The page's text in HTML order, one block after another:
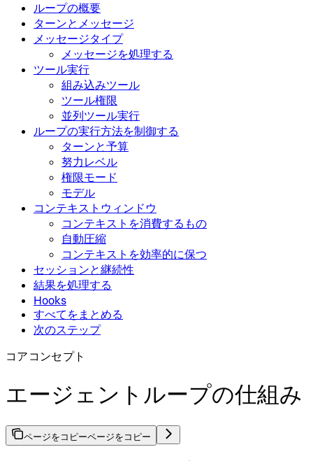
ループの概要
ターンとメッセージ
メッセージタイプ
メッセージを処理する
ツール実行
組み込みツール
ツール権限
並列ツール実行
ループの実行方法を制御する
ターンと予算
努力レベル
権限モード
モデル
コンテキストウィンドウ
コンテキストを消費するもの
自動圧縮
コンテキストを効率的に保つ
セッションと継続性
結果を処理する
Hooks
すべてをまとめる
次のステップ
コアコンセプト
エージェントループの仕組み
ページをコピーページをコピー